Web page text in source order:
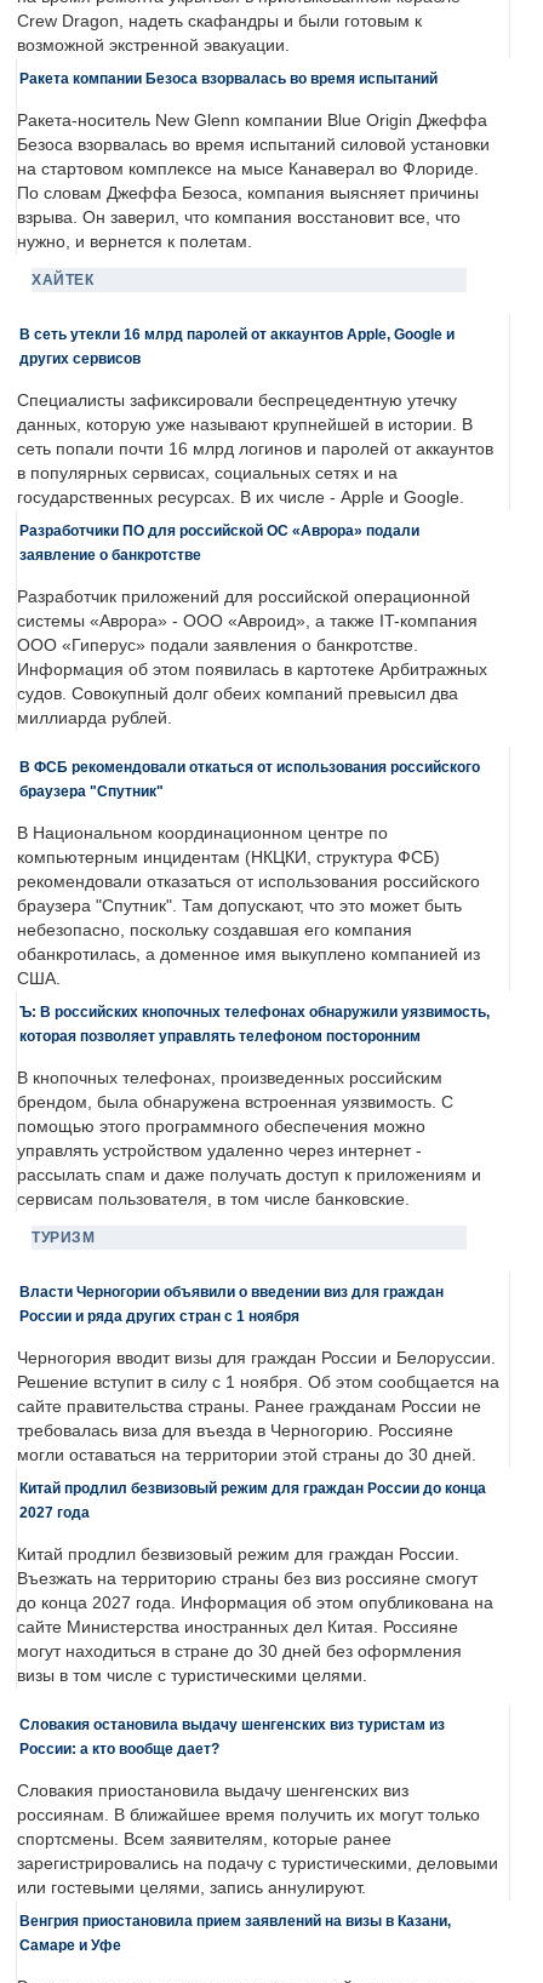
Crew Dragon, надеть скафандры и были готовым к
возможной экстренной эвакуации.
Ракета компании Безоса взорвалась во время испытаний
Ракета-носитель New Glenn компании Blue Origin Джеффа
Безоса взорвалась во время испытаний силовой установки
на стартовом комплексе на мысе Канаверал во Флориде.
По словам Джеффа Безоса, компания выясняет причины
взрыва. Он заверил, что компания восстановит все, что
нужно, и вернется к полетам.
ХАЙТЕК
В сеть утекли 16 млрд паролей от аккаунтов Apple, Google и
других сервисов
Специалисты зафиксировали беспрецедентную утечку
данных, которую уже называют крупнейшей в истории. В
сеть попали почти 16 млрд логинов и паролей от аккаунтов
в популярных сервисах, социальных сетях и на
государственных ресурсах. В их числе - Apple и Google.
Разработчики ПО для российской ОС «Аврора» подали
заявление о банкротстве
Разработчик приложений для российской операционной
системы «Аврора» - ООО «Авроид», а также IT-компания
ООО «Гиперус» подали заявления о банкротстве.
Информация об этом появилась в картотеке Арбитражных
судов. Совокупный долг обеих компаний превысил два
миллиарда рублей.
В ФСБ рекомендовали откаться от использования российского
браузера "Спутник"
В Национальном координационном центре по
компьютерным инцидентам (НКЦКИ, структура ФСБ)
рекомендовали отказаться от использования российского
браузера "Спутник". Там допускают, что это может быть
небезопасно, поскольку создавшая его компания
обанкротилась, а доменное имя выкуплено компанией из
США.
Ъ: В российских кнопочных телефонах обнаружили уязвимость,
которая позволяет управлять телефоном посторонним
В кнопочных телефонах, произведенных российским
брендом, была обнаружена встроенная уязвимость. С
помощью этого программного обеспечения можно
управлять устройством удаленно через интернет -
рассылать спам и даже получать доступ к приложениям и
сервисам пользователя, в том числе банковские.
ТУРИЗМ
Власти Черногории объявили о введении виз для граждан
России и ряда других стран с 1 ноября
Черногория вводит визы для граждан России и Белоруссии.
Решение вступит в силу с 1 ноября. Об этом сообщается на
сайте правительства страны. Ранее гражданам России не
требовалась виза для въезда в Черногорию. Россияне
могли оставаться на территории этой страны до 30 дней.
Китай продлил безвизовый режим для граждан России до конца
2027 года
Китай продлил безвизовый режим для граждан России.
Въезжать на территорию страны без виз россияне смогут
до конца 2027 года. Информация об этом опубликована на
сайте Министерства иностранных дел Китая. Россияне
могут находиться в стране до 30 дней без оформления
визы в том числе с туристическими целями.
Словакия остановила выдачу шенгенских виз туристам из
России: а кто вообще дает?
Словакия приостановила выдачу шенгенских виз
россиянам. В ближайшее время получить их могут только
спортсмены. Всем заявителям, которые ранее
зарегистрировались на подачу с туристическими, деловыми
или гостевыми целями, запись аннулируют.
Венгрия приостановила прием заявлений на визы в Казани,
Самаре и Уфе